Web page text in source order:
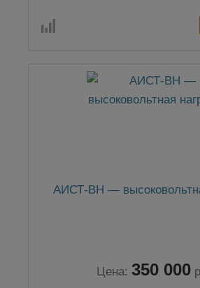
АИСТ-ВН —
Цена: 350 000